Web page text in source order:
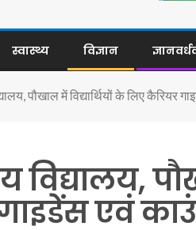
स्वास्थ्य विज्ञान
पौखाल में विद्यार्थियों के लिए
विद्यालय,
एवं